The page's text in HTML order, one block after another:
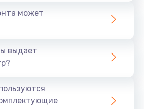
1600 руб.
USB порта
может
выдает